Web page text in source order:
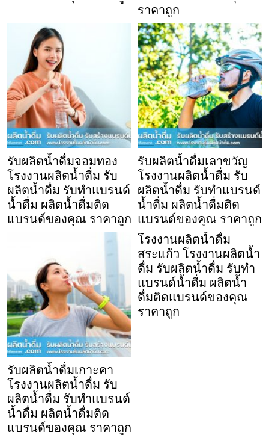
ราคาถูก
รับผลิตน้ำดื่มจอมทอง
โรงงานผลิตน้ำดื่ม รับ
ผลิตน้ำดื่ม รับทำแบรนด์
น้ำดื่ม ผลิตน้ำดื่มติด
แบรนด์ของคุณ ราคาถูก
รับผลิตน้ำดื่มเลาขวัญ
โรงงานผลิตน้ำดื่ม รับ
ผลิตน้ำดื่ม รับทำแบรนด์
น้ำดื่ม ผลิตน้ำดื่มติด
แบรนด์ของคุณ ราคาถูก
รับผลิตน้ำดื่มเกาะคา
โรงงานผลิตน้ำดื่ม รับ
ผลิตน้ำดื่ม รับทำแบรนด์
น้ำดื่ม ผลิตน้ำดื่มติด
แบรนด์ของคุณ ราคาถูก
โรงงานผลิตน้ำดื่ม
สระแก้ว โรงงานผลิตน้ำ
ดื่ม รับผลิตน้ำดื่ม รับทำ
แบรนด์น้ำดื่ม ผลิตน้ำ
ดื่มติดแบรนด์ของคุณ
ราคาถูก